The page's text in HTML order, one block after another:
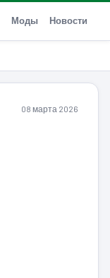
Моды Новости
08 марта 2026